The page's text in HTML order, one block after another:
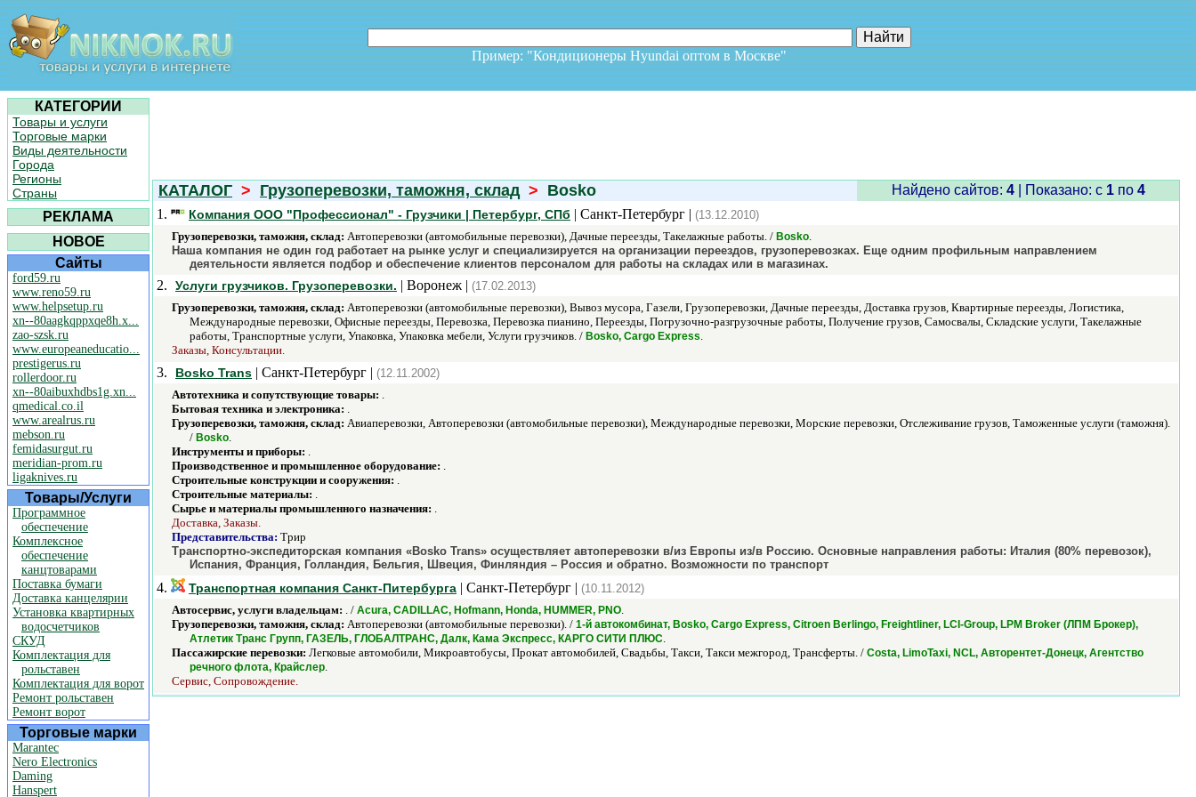
Пример: "Кондиционеры Hyundai оптом в Москве"
КАТЕГОРИИ
Товары и услуги
Торговые марки
Виды деятельности
Города
Регионы
Страны
РЕКЛАМА
НОВОЕ
Сайты
ford59.ru
www.reno59.ru
www.helpsetup.ru
xn--80aagkqppxqe8h.x...
zao-szsk.ru
www.europeaneducatio...
prestigerus.ru
rollerdoor.ru
xn--80aibuxhdbs1g.xn...
qmedical.co.il
www.arealrus.ru
mebson.ru
femidasurgut.ru
meridian-prom.ru
ligaknives.ru
Товары/Услуги
Программное
обеспечение
Комплексное
обеспечение
канцтоварами
Поставка бумаги
Доставка канцелярии
Установка квартирных
водосчетчиков
СКУД
Комплектация для
рольставен
Комплектация для ворот
Ремонт рольставен
Ремонт ворот
Торговые марки
Marantec
Nero Electronics
Daming
Hanspert
КАТАЛОГ > Грузоперевозки, таможня, склад > Bosko Найдено сайтов: 4| Показано: c 1по 4
1.
Компания ООО "Профессионал" - Грузчики | Петербург, СПб | Санкт-Петербург | (13.12.2010)
Грузоперевозки, таможня, склад: Автоперевозки (автомобильные перевозки), Дачные переезды, Такелажные работы. / Bosko.
Наша компания не один год работает на рынке услуг и специализируется на организации переездов, грузоперевозках. Еще одним профильным направлением
деятельности является подбор и обеспечение клиентов персоналом для работы на складах или в магазинах.
2. Услуги грузчиков. Грузоперевозки. | Воронеж | (17.02.2013)
Грузоперевозки, таможня, склад: Автоперевозки (автомобильные перевозки), Вывоз мусора, Газели, Грузоперевозки, Дачные переезды, Доставка грузов, Квартирные переезды, Логистика,
Международные перевозки, Офисные переезды, Перевозка, Перевозка пианино, Переезды, Погрузочно-разгрузочные работы, Получение грузов, Самосвалы, Складские услуги, Такелажные
работы, Транспортные услуги, Упаковка, Упаковка мебели, Услуги грузчиков. / Bosko, Cargo Express.
Заказы, Консультации.
3. Bosko Trans | Санкт-Петербург | (12.11.2002)
Автотехника и сопутствующие товары: .
Бытовая техника и электроника: .
Грузоперевозки, таможня, склад: Авиаперевозки, Автоперевозки (автомобильные перевозки), Международные перевозки, Морские перевозки, Отслеживание грузов, Таможенные услуги (таможня).
/ Bosko.
Инструменты и приборы: .
Производственное и промышленное оборудование: .
Строительные конструкции и сооружения: .
Строительные материалы: .
Сырье и материалы промышленного назначения: .
Доставка, Заказы.
Представительства: Трир
Транспортно-экспедиторская компания «Bosko Trans» осуществляет автоперевозки в/из Европы из/в Россию. Основные направления работы: Италия (80% перевозок),
Испания, Франция, Голландия, Бельгия, Швеция, Финляндия – Россия и обратно. Возможности по транспорт
4. Транспортная компания Санкт-Питербурга | Санкт-Петербург | (10.11.2012)
Автосервис, услуги владельцам: . / Acura, CADILLAC, Hofmann, Honda, HUMMER, PNO.
Грузоперевозки, таможня, склад: Автоперевозки (автомобильные перевозки). / 1-й автокомбинат, Bosko, Cargo Express, Citroen Berlingo, Freightliner, LCI-Group, LPM Broker (ЛПМ Брокер),
Атлетик Транс Групп, ГАЗЕЛЬ, ГЛОБАЛТРАНС, Далк, Кама Экспресс, КАРГО СИТИ ПЛЮС.
Пассажирские перевозки: Легковые автомобили, Микроавтобусы, Прокат автомобилей, Свадьбы, Такси, Такси межгород, Трансферты. / Costa, LimoTaxi, NCL, Авторентет-Донецк, Агентство
речного флота, Крайслер.
Сервис, Сопровождение.